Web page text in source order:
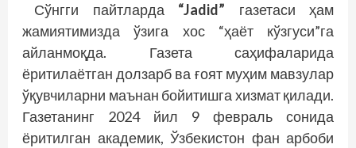
Сўнгги пайтларда “Jadid” газетаси ҳам
жамиятимизда ўзига хос “ҳаёт кўзгуси”га
айланмоқда. Газета саҳифаларида
ёритилаётган долзарб ва ғоят муҳим мавзулар
ўқувчиларни маънан бойитишга хизмат қилади.
Газетанинг 2024 йил 9 февраль сонида
ёритилган академик, Ўзбекистон фан арбоби